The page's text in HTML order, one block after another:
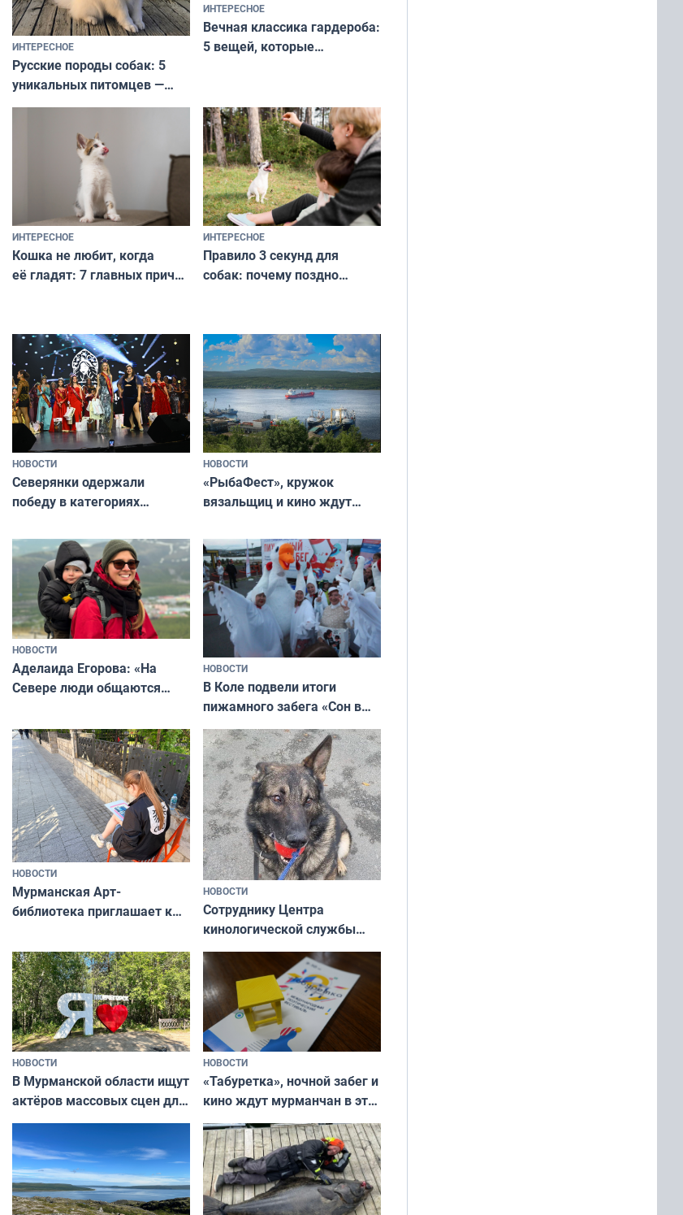
ИНТЕРЕСНОЕ
Русские породы собак: 5
уникальных питомцев —
национальные сокровища
и характером
ИНТЕРЕСНОЕ
Вечная классика гардероба:
5 вещей, которые
и актуально в любой сезон
ИНТЕРЕСНОЕ
Кошка не любит, когда
её гладят: 7 главных причин
независимому питомцу
ИНТЕРЕСНОЕ
Правило 3 секунд для
собак: почему поздно
питомцу всё сразу и без
криков
НОВОСТИ
Северянки одержали
победу в категориях
«Мисс и Миссис Великая
Русь»
НОВОСТИ
«РыбаФест», кружок
вязальщиц и кино ждут
НОВОСТИ
Аделаида Егорова: «На
Севере люди общаются
а потому что
ты им интересен»
НОВОСТИ
В Коле подвели итоги
пижамного забега «Сон в
Олимпийскую ночь»
НОВОСТИ
Мурманская Арт-
библиотека приглашает к
и фотографов
НОВОСТИ
Сотруднику Центра
кинологической службы
ищут новый дом
НОВОСТИ
В Мурманской области ищут
актёров массовых сцен для
съёмок в
короткометражном фильме
НОВОСТИ
«Табуретка», ночной забег и
кино ждут мурманчан в эти
выходные